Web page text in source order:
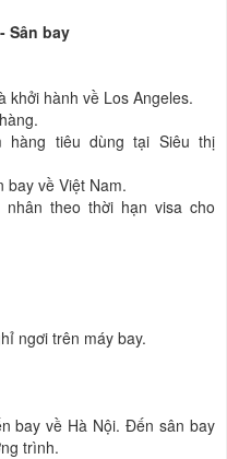
Sân bay
khởi hành về Los Angeles.
hàng tiêu dùng tại Siêu thị
về Việt Nam.
theo thời hạn visa cho
ngơi trên máy bay.
bay về Hà Nội. Đến sân bay
trình.